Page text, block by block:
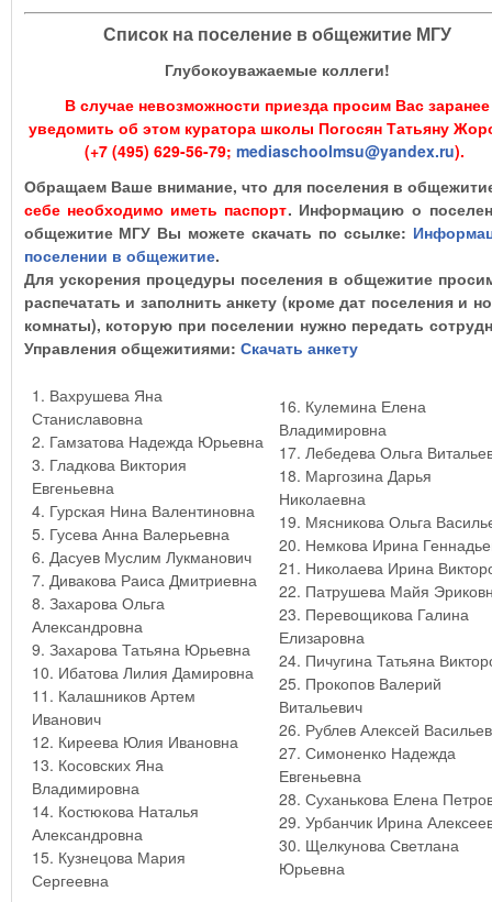
Список на поселение в общежитие МГУ
Глубокоуважаемые коллеги!
В случае невозможности приезда просим Вас заранее
уведомить об этом куратора школы Погосян Татьяну
(+7 (495) 629-56-79; mediaschoolmsu@yandex.ru).
Обращаем Ваше внимание, что для поселения в
себе необходимо иметь паспорт. Информацию о
общежитие МГУ Вы можете скачать по ссылке:
поселении в общежитие.
Для ускорения процедуры поселения в общежитие
распечатать и заполнить анкету (кроме дат поселения и
комнаты), которую при поселении нужно передать
Управления общежитиями: Скачать анкету
1. Вахрушева Яна
Станиславовна
2. Гамзатова Надежда Юрьевна
3. Гладкова Виктория
Евгеньевна
4. Гурская Нина Валентиновна
5. Гусева Анна Валерьевна
6. Дасуев Муслим Лукманович
7. Дивакова Раиса Дмитриевна
8. Захарова Ольга
Александровна
9. Захарова Татьяна Юрьевна
10. Ибатова Лилия Дамировна
11. Калашников Артем
Иванович
12. Киреева Юлия Ивановна
13. Косовских Яна
Владимировна
14. Костюкова Наталья
Александровна
15. Кузнецова Мария
Сергеевна
16. Кулемина Елена
Владимировна
17. Лебедева Ольга
18. Маргозина Дарья
Николаевна
19. Мясникова Ольга
20. Немкова Ирина
21. Николаева Ирина
22. Патрушева Майя
23. Перевощикова Галина
Елизаровна
24. Пичугина Татьяна
25. Прокопов Валерий
Витальевич
26. Рублев Алексей
27. Симоненко Надежда
Евгеньевна
28. Суханькова Елена
29. Урбанчик Ирина
30. Щелкунова Светлана
Юрьевна